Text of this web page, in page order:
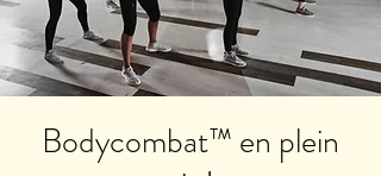
Bodycombat™ en plein